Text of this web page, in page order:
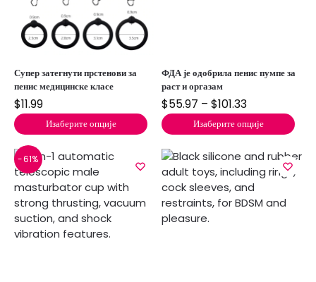
Супер затегнути прстенови за
пенис медицинске класе
$11.99
Изаберите опције
ФДА је одобрила пенис пумпе за
раст и оргазам
$55.97 – $101.33
Изаберите опције
-61%